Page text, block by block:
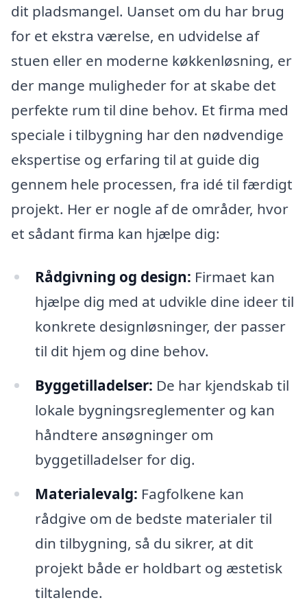
dit pladsmangel. Uanset om du har brug
for et ekstra værelse, en udvidelse af
stuen eller en moderne køkkenløsning, er
der mange muligheder for at skabe det
perfekte rum til dine behov. Et firma med
speciale i tilbygning har den nødvendige
ekspertise og erfaring til at guide dig
gennem hele processen, fra idé til færdigt
projekt. Her er nogle af de områder, hvor
et sådant firma kan hjælpe dig:
Rådgivning og design: Firmaet kan
hjælpe dig med at udvikle dine ideer til
konkrete designløsninger, der passer
til dit hjem og dine behov.
Byggetilladelser: De har kjendskab til
lokale bygningsreglementer og kan
håndtere ansøgninger om
byggetilladelser for dig.
Materialevalg: Fagfolkene kan
rådgive om de bedste materialer til
din tilbygning, så du sikrer, at dit
projekt både er holdbart og æstetisk
tiltalende.